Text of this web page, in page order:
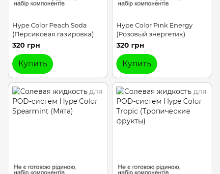
Hype Color Peach Soda
(Персиковая газировка)
320 грн
Купить
Hype Color Pink Energy
(Розовый энергетик)
320 грн
Купить